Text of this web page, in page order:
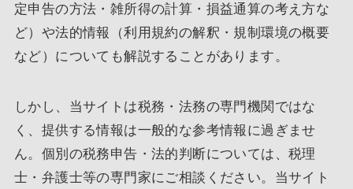
定申告の方法・雑所得の計算・損益通算の考え方な
ど）や法的情報（利用規約の解釈・規制環境の概要
など）についても解説することがあります。
しかし、当サイトは税務・法務の専門機関ではな
く、提供する情報は一般的な参考情報に過ぎませ
ん。個別の税務申告・法的判断については、税理
士・弁護士等の専門家にご相談ください。当サイト